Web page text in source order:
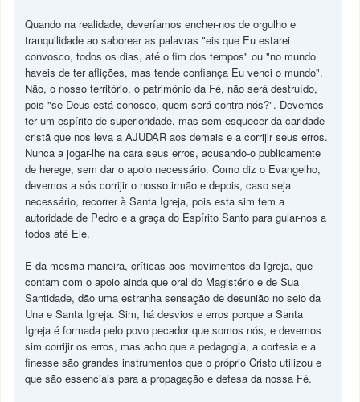
Quando na realidade, deveríamos encher-nos de orgulho e
tranquilidade ao saborear as palavras "eis que Eu estarei
convosco, todos os dias, até o fim dos tempos" ou "no mundo
haveis de ter aflições, mas tende confiança Eu venci o mundo".
Não, o nosso território, o patrimônio da Fé, não será destruído,
pois "se Deus está conosco, quem será contra nós?". Devemos
ter um espírito de superioridade, mas sem esquecer da caridade
cristã que nos leva a AJUDAR aos demais e a corrijir seus erros.
Nunca a jogar-lhe na cara seus erros, acusando-o publicamente
de herege, sem dar o apoio necessário. Como diz o Evangelho,
devemos a sós corrijir o nosso irmão e depois, caso seja
necessário, recorrer à Santa Igreja, pois esta sim tem a
autoridade de Pedro e a graça do Espírito Santo para guiar-nos a
todos até Ele.
E da mesma maneira, críticas aos movimentos da Igreja, que
contam com o apoio ainda que oral do Magistério e de Sua
Santidade, dão uma estranha sensação de desunião no seio da
Una e Santa Igreja. Sim, há desvios e erros porque a Santa
Igreja é formada pelo povo pecador que somos nós, e devemos
sim corrijir os erros, mas acho que a pedagogia, a cortesia e a
finesse são grandes instrumentos que o próprio Cristo utilizou e
que são essenciais para a propagação e defesa da nossa Fé.